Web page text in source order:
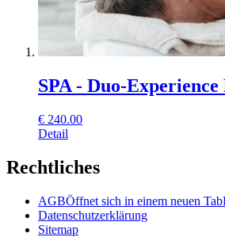
SPA - Duo-
€ 240.00
Detail
Rechtliches
AGBÖffnet sich in einem neuen Tab
Datenschutzerklärung
Sitemap